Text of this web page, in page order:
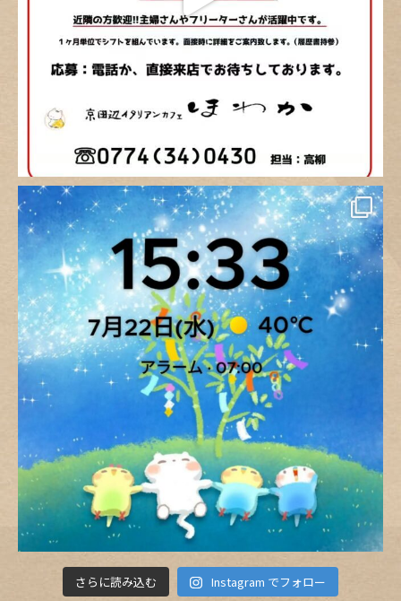
さらに読み込む Instagram でフォロー